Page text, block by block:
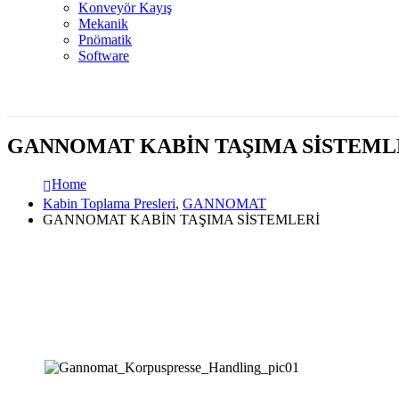
Konveyör Kayış
Mekanik
Pnömatik
Software
GANNOMAT KABİN TAŞIMA
Home
Kabin Toplama Presleri, GANNOMAT
GANNOMAT KABİN TAŞIMA SİSTEMLERİ